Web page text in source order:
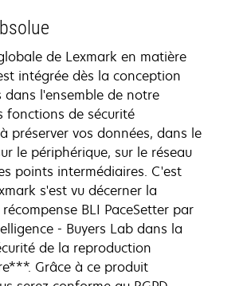
de Lexmark en matière
intégrée dès la conception
dans l'ensemble de notre
fonctions de sécurité
préserver vos données, dans le
le périphérique, sur le réseau
points intermédiaires. C'est
s'est vu décerner la
BLI PaceSetter par
- Buyers Lab dans la
de la reproduction
Grâce à ce produit